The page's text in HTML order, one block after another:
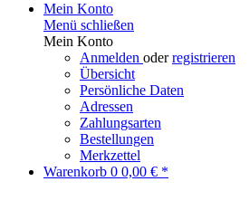
Mein Konto
Menü schließen
Mein Konto
Anmelden oderregistrieren
Übersicht
Persönliche Daten
Adressen
Zahlungsarten
Bestellungen
Merkzettel
Warenkorb 0 0,00 € *